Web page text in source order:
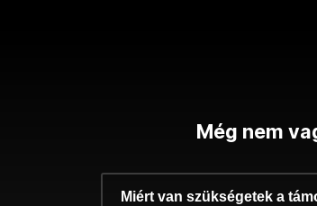
Még nem
Miért van szükségetek a